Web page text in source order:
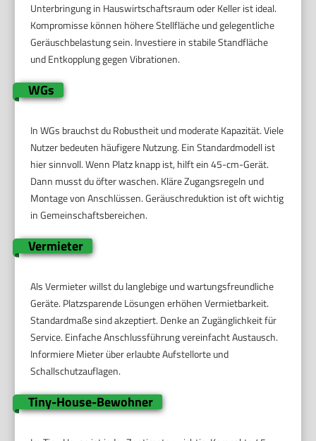
Unterbringung in Hauswirtschaftsraum oder Keller ist ideal.
Kompromisse können höhere Stellfläche und gelegentliche
Geräuschbelastung sein. Investiere in stabile Standfläche
und Entkopplung gegen Vibrationen.
WGs
In WGs brauchst du Robustheit und moderate Kapazität. Viele
Nutzer bedeuten häufigere Nutzung. Ein Standardmodell ist
hier sinnvoll. Wenn Platz knapp ist, hilft ein 45-cm-Gerät.
Dann musst du öfter waschen. Kläre Zugangsregeln und
Montage von Anschlüssen. Geräuschreduktion ist oft wichtig
in Gemeinschaftsbereichen.
Vermieter
Als Vermieter willst du langlebige und wartungsfreundliche
Geräte. Platzsparende Lösungen erhöhen Vermietbarkeit.
Standardmaße sind akzeptiert. Denke an Zugänglichkeit für
Service. Einfache Anschlussführung vereinfacht Austausch.
Informiere Mieter über erlaubte Aufstellorte und
Schallschutzauflagen.
Tiny-House-Bewohner